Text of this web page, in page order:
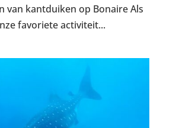
van kantduiken op Bonaire Als
favoriete activiteit...